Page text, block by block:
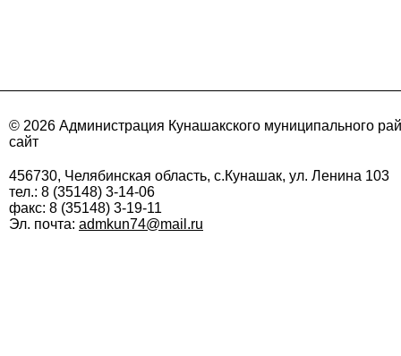
© 2026 Администрация Кунашакского муниципального
сайт
456730, Челябинская область, с.Кунашак, ул. Ленина 103
тел.: 8 (35148) 3-14-06
факс: 8 (35148) 3-19-11
Эл. почта: admkun74@mail.ru